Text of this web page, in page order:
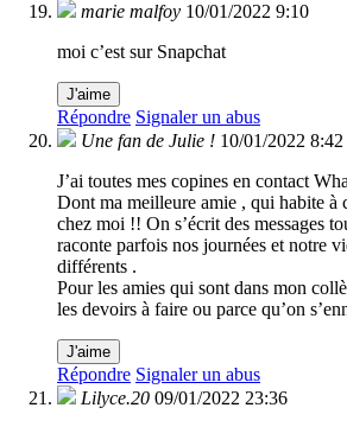
marie malfoy 10/01/2022 9:10
moi c’est sur Snapchat
J'aime
Répondre Signaler un abus
Une fan de Julie ! 10/01/2022 8:42
J’ai toutes mes copines en contact
Dont ma meilleure amie , qui habite à
chez moi !! On s’écrit des messages
raconte parfois nos journées et notre
différents .
Pour les amies qui sont dans mon
les devoirs à faire ou parce qu’on
J'aime
Répondre Signaler un abus
Lilyce.20 09/01/2022 23:36